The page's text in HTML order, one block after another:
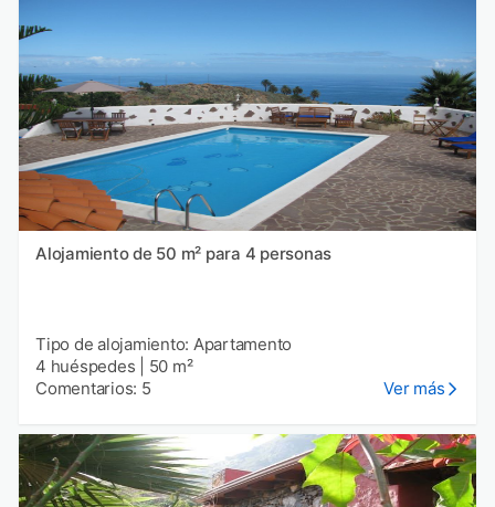
Alojamiento de 50 m² para 4 personas
Tipo de alojamiento: Apartamento
4 huéspedes
50 m²
Comentarios: 5
Ver más